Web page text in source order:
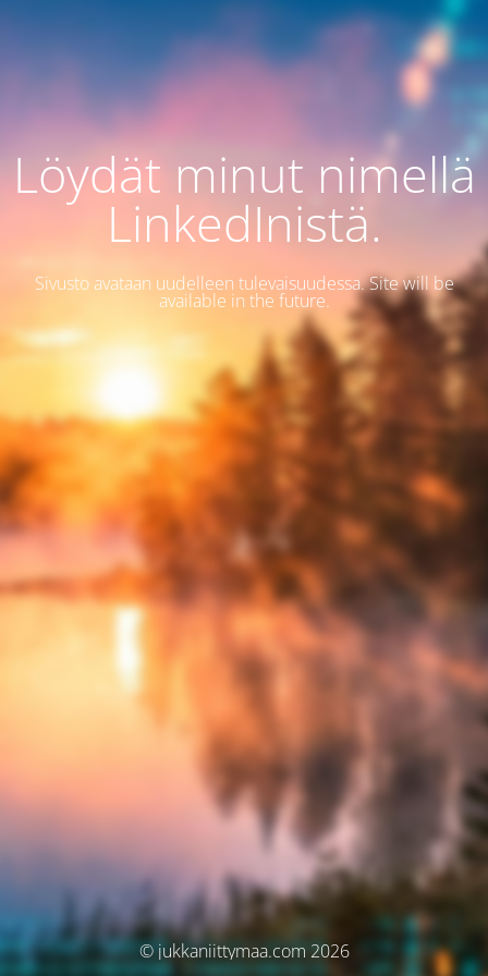
Löydät minut nimellä
LinkedInistä.
Sivusto avataan uudelleen tulevaisuudessa. Site will be
available in the future.
© jukkaniittymaa.com 2026